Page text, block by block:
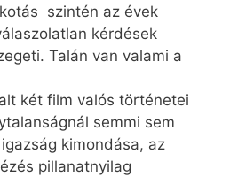
szintén az évek
kérdések
Talán van valami a
két film valós történetei
semmi sem
kimondása, az
pillanatnyilag